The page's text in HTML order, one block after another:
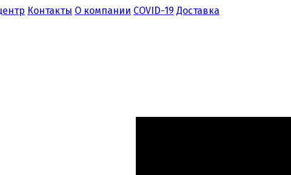
Контакты О компании COVID-19 Доставка